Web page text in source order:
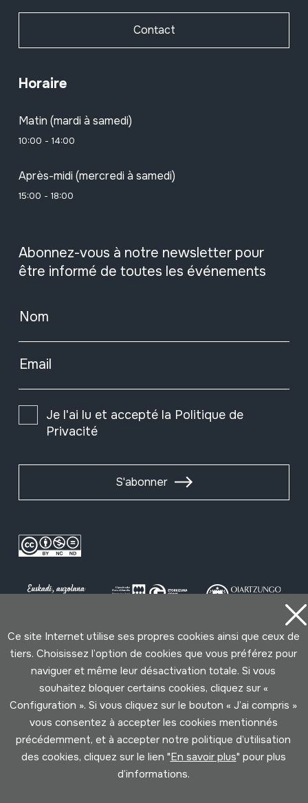
Contact
Horaire
Matin (mardi à samedi)
10:00 - 14:00
Après-midi (mercredi à samedi)
15:00 - 18:00
Abonnez-vous à notre newsletter pour
être informé de toutes les événements
Nom
Email
Je l'ai lu et accepté la Politique de
Privacité
S'abonner
Conditions d'Utilisation
Politique de Privacité
Cookies politique
Développé par Lotura
Ce site Internet utilise ses propres cookies ainsi que ceux de
tiers. Choisissez l’option de cookies que vous préférez pour
naviguer et même leur désactivation totale. Si vous
souhaitez bloquer certains cookies, cliquez sur «
Configuration ». Si vous cliquez sur le bouton « J’ai compris »
vous consentez à accepter les cookies mentionnés
précédemment, et à accepter notre politique d’utilisation
des cookies, cliquez sur le lien "En savoir plus" pour plus
d’informations.